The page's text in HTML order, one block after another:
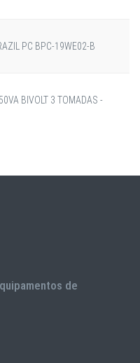
PC BPC-19WE02-B
BIVOLT 3 TOMADAS -
de